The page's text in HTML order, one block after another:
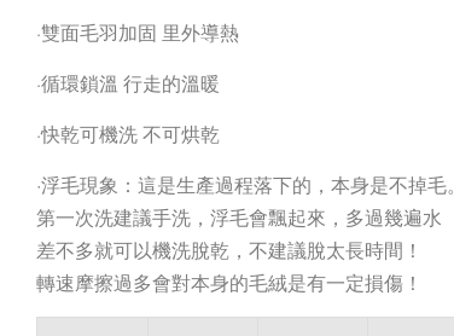
·雙面毛羽加固 里外導熱
·循環鎖溫 行走的溫暖
·快乾可機洗 不可烘乾
·浮毛現象：這是生產過程落下的，本身是不掉毛。
第一次洗建議手洗，浮毛會飄起來，多過幾遍水
差不多就可以機洗脫乾，不建議脫太長時間！
轉速摩擦過多會對本身的毛絨是有一定損傷！